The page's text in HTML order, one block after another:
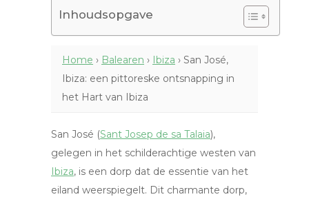
Inhoudsopgave
Home › Balearen › Ibiza › San José,
Ibiza: een pittoreske ontsnapping in
het Hart van Ibiza
San José (Sant Josep de sa Talaia),
gelegen in het schilderachtige westen van
Ibiza, is een dorp dat de essentie van het
eiland weerspiegelt. Dit charmante dorp,